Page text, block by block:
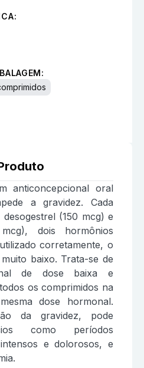
anticoncepcional oral
a gravidez. Cada
(150 mcg) e
dois hormônios
corretamente, o
baixo. Trata-se de
de dose baixa e
os comprimidos na
dose hormonal.
da gravidez, pode
como períodos
e dolorosos, e